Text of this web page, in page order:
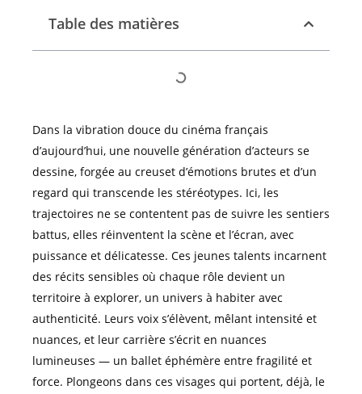
Table des matières
Dans la vibration douce du cinéma français
d’aujourd’hui, une nouvelle génération d’acteurs se
dessine, forgée au creuset d’émotions brutes et d’un
regard qui transcende les stéréotypes. Ici, les
trajectoires ne se contentent pas de suivre les sentiers
battus, elles réinventent la scène et l’écran, avec
puissance et délicatesse. Ces jeunes talents incarnent
des récits sensibles où chaque rôle devient un
territoire à explorer, un univers à habiter avec
authenticité. Leurs voix s’élèvent, mêlant intensité et
nuances, et leur carrière s’écrit en nuances
lumineuses — un ballet éphémère entre fragilité et
force. Plongeons dans ces visages qui portent, déjà, le